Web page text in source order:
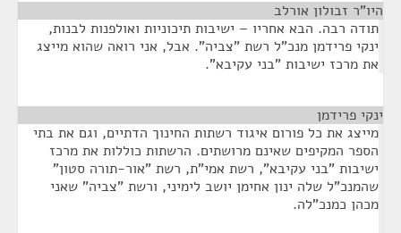
היו"ר זבולון אורלב
תודה רבה. הבא אחריו – ישיבות תיכוניות ואולפנות לבנות,
ינקי פרידמן מנכ"ל רשת "צביה". אבל, אני רואה שהוא מייצג
את מרכז ישיבות "בני עקיבא".
ינקי פרידמן
מייצג את כל פורום איגוד רשתות החינוך הדתיים, וגם את בתי
הספר המקיפים שאינם מרושתים. הרשתות כוללות את מרכז
ישיבות "בני עקיבא", רשת אמי"ת, רשת "אור-תורה סטון"
שהמנכ"ל שלה ינון אחימן יושב לימיני, ורשת "צביה" שאני
מכהן כמנכ"לה.